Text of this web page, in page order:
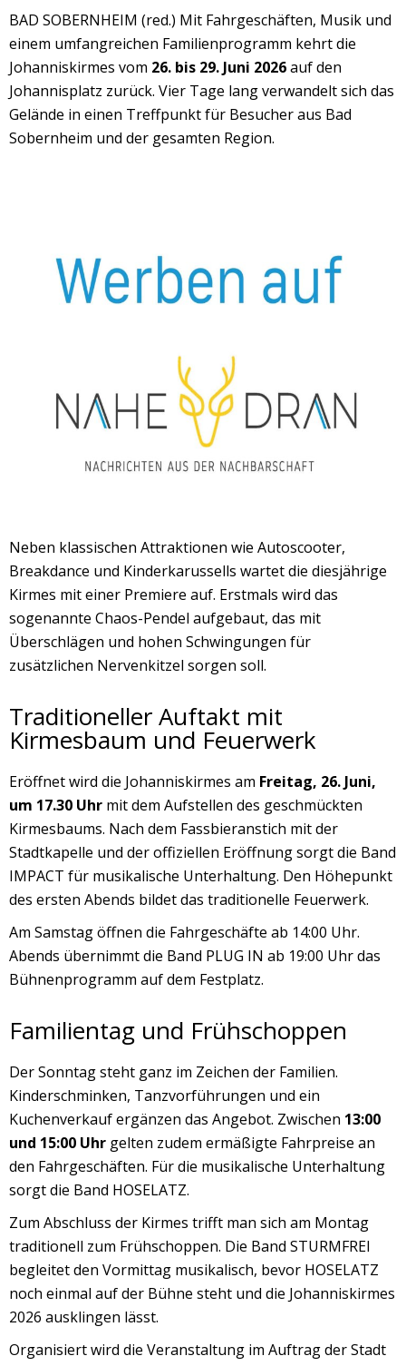
BAD SOBERNHEIM (red.) Mit Fahrgeschäften, Musik und
einem umfangreichen Familienprogramm kehrt die
Johanniskirmes vom 26. bis 29. Juni 2026auf den
Johannisplatz zurück. Vier Tage lang verwandelt sich das
Gelände in einen Treffpunkt für Besucher aus Bad
Sobernheim und der gesamten Region.
Neben klassischen Attraktionen wie Autoscooter,
Breakdance und Kinderkarussells wartet die diesjährige
Kirmes mit einer Premiere auf. Erstmals wird das
sogenannte Chaos-Pendel aufgebaut, das mit
Überschlägen und hohen Schwingungen für
zusätzlichen Nervenkitzel sorgen soll.
Traditioneller Auftakt mit
Kirmesbaum und Feuerwerk
Eröffnet wird die Johanniskirmes am Freitag, 26. Juni,
um 17.30 Uhr mit dem Aufstellen des geschmückten
Kirmesbaums. Nach dem Fassbieranstich mit der
Stadtkapelle und der offiziellen Eröffnung sorgt die Band
IMPACT für musikalische Unterhaltung. Den Höhepunkt
des ersten Abends bildet das traditionelle Feuerwerk.
Am Samstag öffnen die Fahrgeschäfte ab 14:00 Uhr.
Abends übernimmt die Band PLUG IN ab 19:00 Uhr das
Bühnenprogramm auf dem Festplatz.
Familientag und Frühschoppen
Der Sonntag steht ganz im Zeichen der Familien.
Kinderschminken, Tanzvorführungen und ein
Kuchenverkauf ergänzen das Angebot. Zwischen 13:00
und 15:00 Uhr gelten zudem ermäßigte Fahrpreise an
den Fahrgeschäften. Für die musikalische Unterhaltung
sorgt die Band HOSELATZ.
Zum Abschluss der Kirmes trifft man sich am Montag
traditionell zum Frühschoppen. Die Band STURMFREI
begleitet den Vormittag musikalisch, bevor HOSELATZ
noch einmal auf der Bühne steht und die Johanniskirmes
2026 ausklingen lässt.
Organisiert wird die Veranstaltung im Auftrag der Stadt